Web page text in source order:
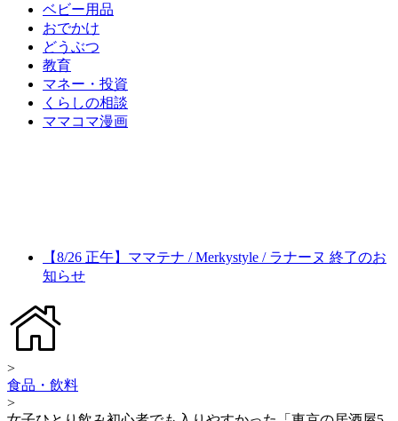
ベビー用品
おでかけ
どうぶつ
教育
マネー・投資
くらしの相談
ママコマ漫画
【8/26 正午】ママテナ / Merkystyle / ラナーヌ 終了のお
知らせ
>
食品・飲料
>